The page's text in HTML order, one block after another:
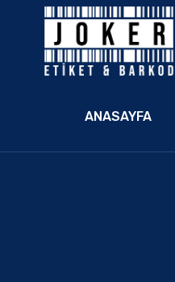
ANASAYFA